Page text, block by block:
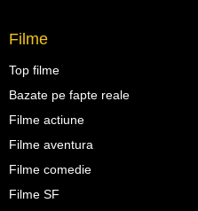
Filme
Top filme
Bazate pe fapte reale
Filme actiune
Filme aventura
Filme comedie
Filme SF